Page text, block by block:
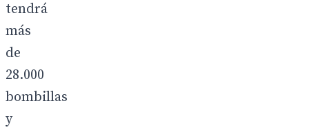
tendrá
más
de
28.000
bombillas
y